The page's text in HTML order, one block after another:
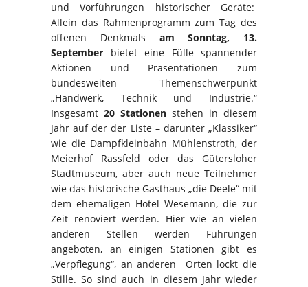
und Vorführungen historischer Geräte:
Allein das Rahmenprogramm zum Tag des
offenen Denkmals am Sonntag, 13.
September bietet eine Fülle spannender
Aktionen und Präsentationen zum
bundesweiten Themenschwerpunkt
„Handwerk, Technik und Industrie.“
Insgesamt 20 Stationen stehen in diesem
Jahr auf der der Liste – darunter „Klassiker“
wie die Dampfkleinbahn Mühlenstroth, der
Meierhof Rassfeld oder das Gütersloher
Stadtmuseum, aber auch neue Teilnehmer
wie das historische Gasthaus „die Deele“ mit
dem ehemaligen Hotel Wesemann, die zur
Zeit renoviert werden. Hier wie an vielen
anderen Stellen werden Führungen
angeboten, an einigen Stationen gibt es
„Verpflegung“, an anderen Orten lockt die
Stille. So sind auch in diesem Jahr wieder